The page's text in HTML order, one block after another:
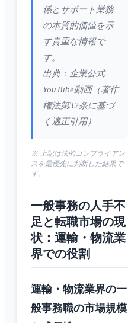
係とサポート業務
の本質的価値を示
す貴重な情報で
す。
出典：企業公式
YouTube動画（著作
権法第32条に基づ
く適正引用）
※ 上記は法的コンプライアン
スを最優先に判断した結果で
す。
一般事務の人手不
足と転職市場の現
状：運輸・物流業
界での役割
運輸・物流業界の一
般事務職の市場規模